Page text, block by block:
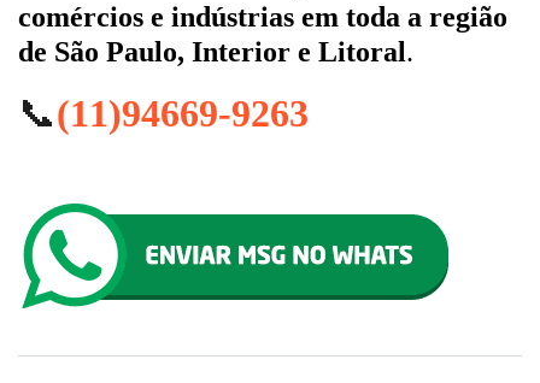
comércios e indústrias em toda a região
de São Paulo, Interior e Litoral.
📞(11)94669-9263